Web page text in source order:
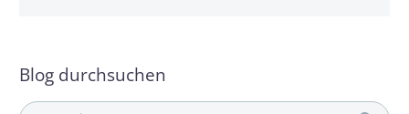
Blog durchsuchen